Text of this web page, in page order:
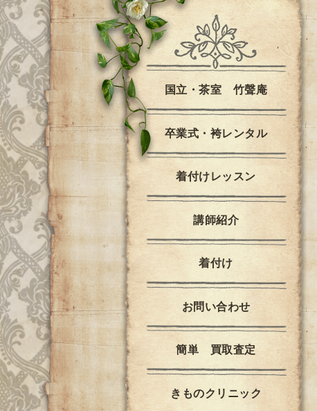
国立・茶室 竹聲庵
卒業式・袴レンタル
着付けレッスン
講師紹介
着付け
お問い合わせ
簡単 買取査定
きものクリニック